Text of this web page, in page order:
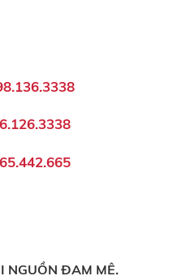
NGUỒN ĐAM MÊ.